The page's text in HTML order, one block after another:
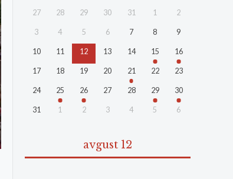
27 28 29 30 31 1 2
3 4 5 6 7 8 9
10 11 12 13 14 15 16
17 18 19 20 21 22 23
24 25 26 27 28 29 30
31 1 2 3 4 5 6
avgust 12